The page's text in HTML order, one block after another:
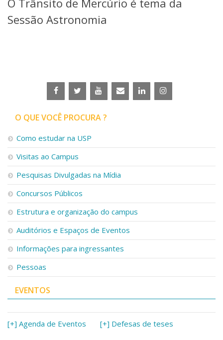
Cursos de Extensão
Pesquisa e Inovação
Empresas Juniores
Extensão à Comunidade
Projetos, Programas e Cursos
Artes, Cultura e Esportes
Museus e Espaços Interativos
Serviços
Bibliotecas
Apoio ao Estudante
Segurança, Trânsito e Prevenção
RH, Administrativo e Financeiro
Outros serviços
Comunicação
Assessorias e Mídias
Aplicativos e Sites
Jornal da USP
Agenda de Eventos
Defesa de Teses
O Trânsito de Mercúrio é tema da
Sessão Astronomia
O QUE VOCÊ PROCURA ?
Como estudar na USP
Visitas ao Campus
Pesquisas Divulgadas na Mídia
Concursos Públicos
Estrutura e organização do campus
Auditórios e Espaços de Eventos
Informações para ingressantes
Pessoas
EVENTOS
[+] Agenda de Eventos [+] Defesas de teses